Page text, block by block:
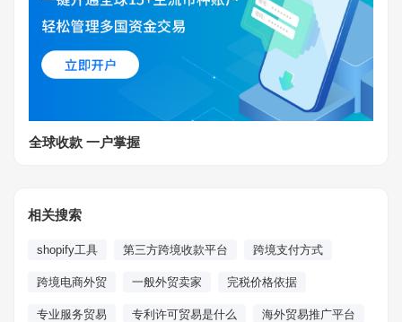
全球收款 一户掌握
相关搜索
shopify工具 第三方跨境收款平台 跨境支付方式
跨境电商外贸 一般外贸卖家 完税价格依据
专业服务贸易 专利许可贸易是什么 海外贸易推广平台